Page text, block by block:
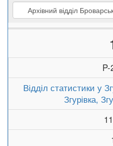
Архівний відділ
P-
Відділ статистики у
Згурівка,